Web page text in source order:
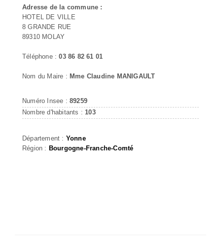
Adresse de la commune :
HOTEL DE VILLE
8 GRANDE RUE
89310 MOLAY
Téléphone :03 86 82 61 01
Nom du Maire : Mme Claudine MANIGAULT
Numéro Insee : 89259
Nombre d'habitants : 103
Département : Yonne
Région : Bourgogne-Franche-Comté